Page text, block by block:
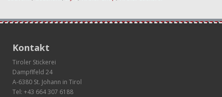
Kontakt
Tiroler Stickerei
Dampflfeld 24
A-6380 St. Johann in Tirol
Tel: +43 664 307 6188